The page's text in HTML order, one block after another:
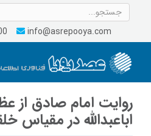
info@asrepooya.com
روايت امام صادق از
اباعبدالله در مقياس